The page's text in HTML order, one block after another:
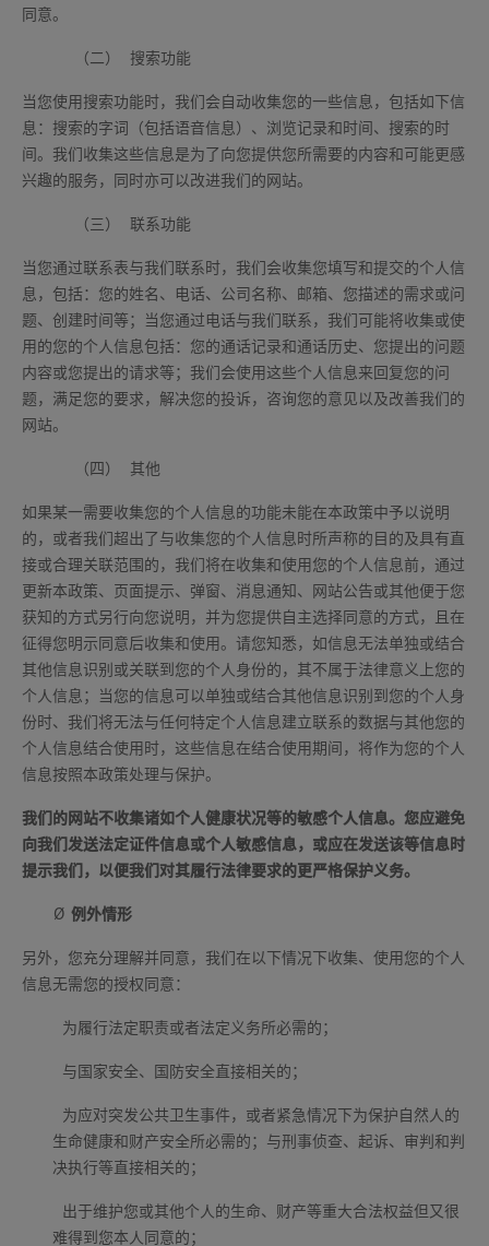
同意。
（二） 搜索功能
当您使用搜索功能时，我们会自动收集您的一些信息，包括如下信
息：搜索的字词（包括语音信息）、浏览记录和时间、搜索的时
间。我们收集这些信息是为了向您提供您所需要的内容和可能更感
兴趣的服务，同时亦可以改进我们的网站。
（三） 联系功能
当您通过联系表与我们联系时，我们会收集您填写和提交的个人信
息，包括：您的姓名、电话、公司名称、邮箱、您描述的需求或问
题、创建时间等；当您通过电话与我们联系，我们可能将收集或使
用的您的个人信息包括：您的通话记录和通话历史、您提出的问题
内容或您提出的请求等；我们会使用这些个人信息来回复您的问
题，满足您的要求，解决您的投诉，咨询您的意见以及改善我们的
网站。
（四） 其他
如果某一需要收集您的个人信息的功能未能在本政策中予以说明
的，或者我们超出了与收集您的个人信息时所声称的目的及具有直
接或合理关联范围的，我们将在收集和使用您的个人信息前，通过
更新本政策、页面提示、弹窗、消息通知、网站公告或其他便于您
获知的方式另行向您说明，并为您提供自主选择同意的方式，且在
征得您明示同意后收集和使用。请您知悉，如信息无法单独或结合
其他信息识别或关联到您的个人身份的，其不属于法律意义上您的
个人信息；当您的信息可以单独或结合其他信息识别到您的个人身
份时、我们将无法与任何特定个人信息建立联系的数据与其他您的
个人信息结合使用时，这些信息在结合使用期间，将作为您的个人
信息按照本政策处理与保护。
我们的网站不收集诸如个人健康状况等的敏感个人信息。您应避免
向我们发送法定证件信息或个人敏感信息，或应在发送该等信息时
提示我们，以便我们对其履行法律要求的更严格保护义务。
Ø 例外情形
另外，您充分理解并同意，我们在以下情况下收集、使用您的个人
信息无需您的授权同意：
为履行法定职责或者法定义务所必需的；
与国家安全、国防安全直接相关的；
为应对突发公共卫生事件，或者紧急情况下为保护自然人的
生命健康和财产安全所必需的；与刑事侦查、起诉、审判和判
决执行等直接相关的；
出于维护您或其他个人的生命、财产等重大合法权益但又很
难得到您本人同意的；